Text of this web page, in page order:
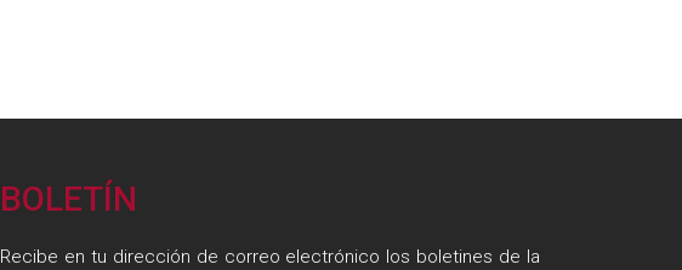
BOLETÍN
Recibe en tu dirección de correo electrónico los boletines de la